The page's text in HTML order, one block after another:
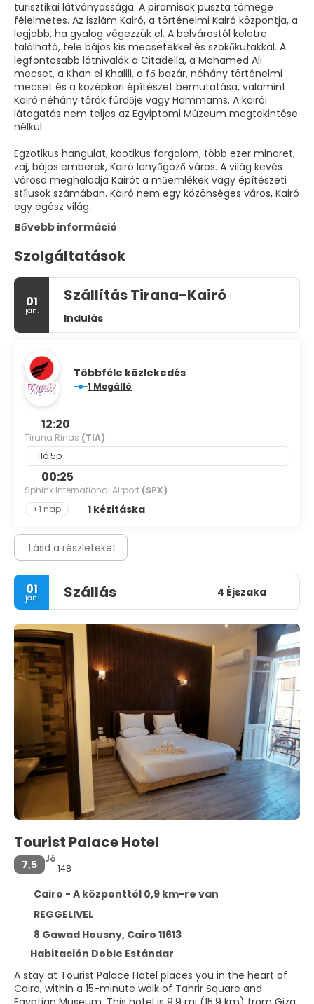
turisztikai látványossága. A piramisok puszta tömege
félelmetes. Az iszlám Kairó, a történelmi Kairó központja, a
legjobb, ha gyalog végezzük el. A belvárostól keletre
található, tele bájos kis mecsetekkel és szökőkutakkal. A
legfontosabb látnivalók a Citadella, a Mohamed Ali
mecset, a Khan el Khalili, a fő bazár, néhány történelmi
mecset és a középkori építészet bemutatása, valamint
Kairó néhány török fürdője vagy Hammams. A kairói
látogatás nem teljes az Egyiptomi Múzeum megtekintése
nélkül.
Egzotikus hangulat, kaotikus forgalom, több ezer minaret,
zaj, bájos emberek, Kairó lenyűgöző város. A világ kevés
városa meghaladja Kairót a műemlékek vagy építészeti
stílusok számában. Kairó nem egy közönséges város, Kairó
egy egész világ.
Bővebb információ
Szolgáltatások
01
jan.
Szállítás Tirana-Kairó
Indulás
Többféle közlekedés
1 Megálló
12:20
Tirana Rinas (TIA)
11ó 5p
00:25
Sphinx International Airport (SPX)
+1 nap
1 kézitáska
Lásd a részleteket
01
jan. Szállás 4 Éjszaka
Tourist Palace Hotel
7,5
Jó
148
Cairo - A központtól 0,9 km-re van
REGGELIVEL
8 Gawad Housny, Cairo 11613
Habitación Doble Estándar
A stay at Tourist Palace Hotel places you in the heart of
Cairo, within a 15-minute walk of Tahrir Square and